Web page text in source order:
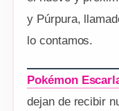
y Púrpura,
lo contamos.
Pokémon
dejan de recibir